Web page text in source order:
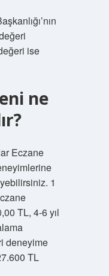
ise
ne
Eczane
1
TL, 4-6 yıl
deneyime
TL